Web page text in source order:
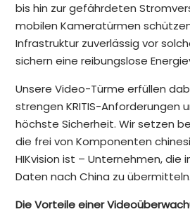
Jetzt
English
Dansk
Svenska
bis hin zur gefährdeten
mobilen Kameratürmen
Infrastruktur zuverlässig vor
sichern eine reibungslose
Unsere Video-Türme erfüllen
strengen KRITIS-Anforderungen
höchste Sicherheit. Wir setzen
die frei von Komponenten
HIKvision ist – Unternehmen, die
Daten nach China zu übermitteln.
Die Vorteile einer